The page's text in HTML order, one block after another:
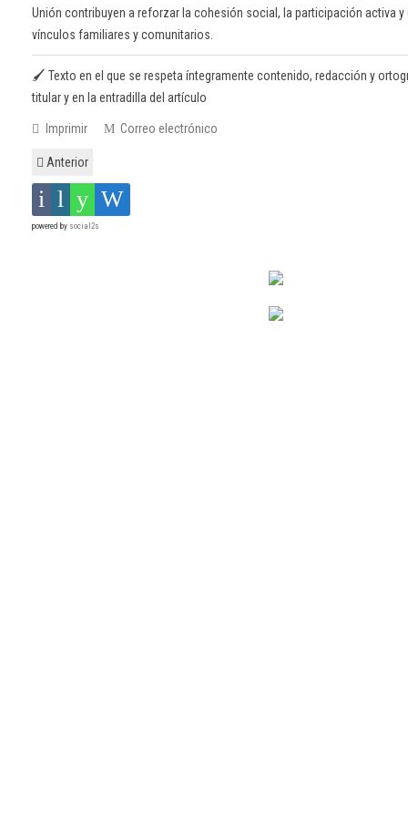
Unión contribuyen a reforzar la cohesión social, la participación activa
vínculos familiares y comunitarios.
🖌️ Texto en el que se respeta íntegramente contenido, redacción y
titular y en la entradilla del artículo
Imprimir Correo electrónico
Anterior
powered by social2s